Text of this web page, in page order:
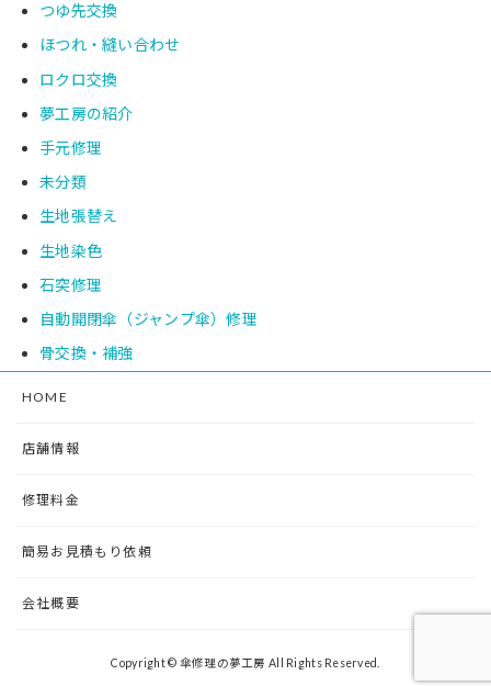
つゆ先交換
ほつれ・縫い合わせ
ロクロ交換
夢工房の紹介
手元修理
未分類
生地張替え
生地染色
石突修理
自動開閉傘（ジャンプ傘）修理
骨交換・補強
HOME
店舗情報
修理料金
簡易お見積もり依頼
会社概要
Copyright © 傘修理の夢工房 All Rights Reserved.